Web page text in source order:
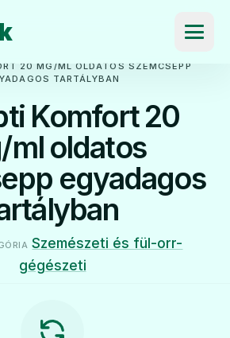
20 MG/ML OLDATOS SZEMCSEPP
TARTÁLYBAN
Komfort 20
ml oldatos
egyadagos
Szemészeti és fül-orr-
gégészeti